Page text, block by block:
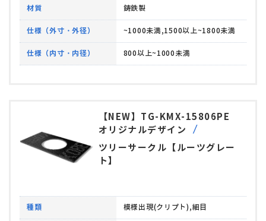
材質 鋳鉄製
仕様（外寸・外径） ~1000未満,1500以上~1800未満
仕様（内寸・内径） 800以上~1000未満
【NEW】TG-KMX-15806PE
オリジナルデザイン
ツリーサークル【ルーツグレー
ト】
種類 模様出現(クリプト),細目